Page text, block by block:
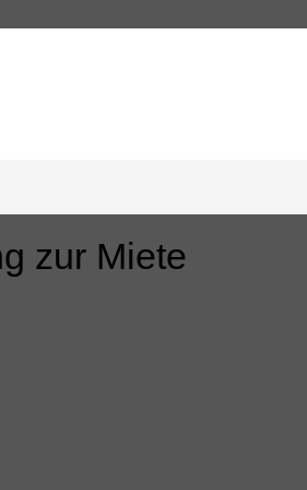
Lage
zur Miete